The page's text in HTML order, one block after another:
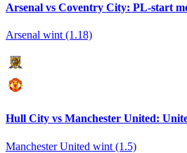
Arsenal vs Coventry City: PL-start
Arsenal wint (1.18)
Hull City vs Manchester United:
Manchester United wint (1.5)